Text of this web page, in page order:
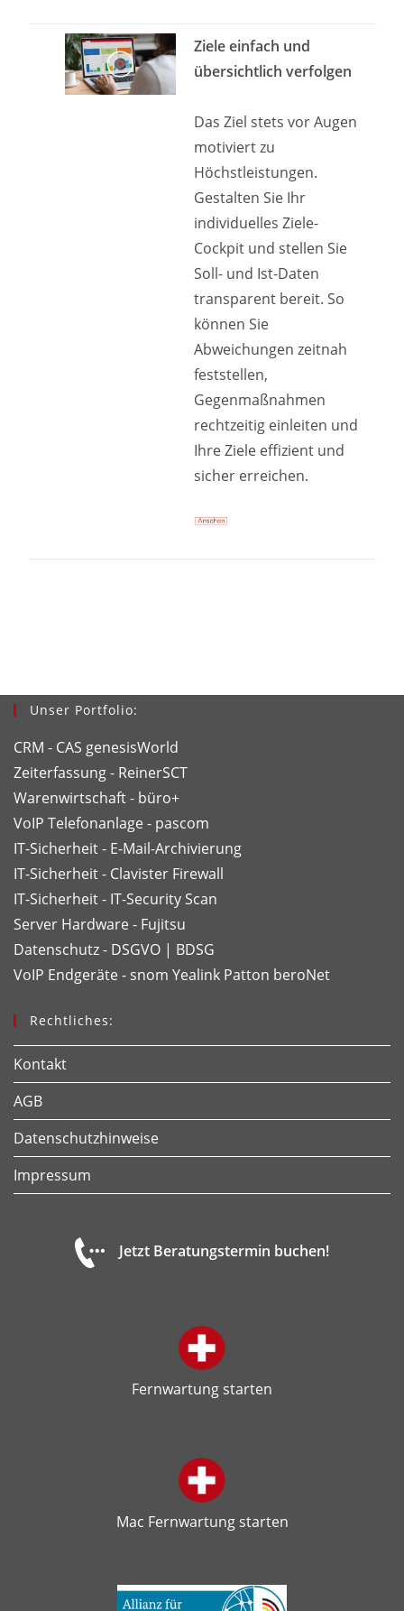
Ziele einfach und
übersichtlich verfolgen
Das Ziel stets vor Augen
motiviert zu
Höchstleistungen.
Gestalten Sie Ihr
individuelles Ziele-
Cockpit und stellen Sie
Soll- und Ist-Daten
transparent bereit. So
können Sie
Abweichungen zeitnah
feststellen,
Gegenmaßnahmen
rechtzeitig einleiten und
Ihre Ziele effizient und
sicher erreichen.
Unser Portfolio:
CRM - CAS genesisWorld
Zeiterfassung - ReinerSCT
Warenwirtschaft - büro+
VoIP Telefonanlage - pascom
IT-Sicherheit - E-Mail-Archivierung
IT-Sicherheit - Clavister Firewall
IT-Sicherheit - IT-Security Scan
Server Hardware - Fujitsu
Datenschutz - DSGVO | BDSG
VoIP Endgeräte - snom Yealink Patton beroNet
Rechtliches:
Kontakt
AGB
Datenschutzhinweise
Impressum
Jetzt Beratungstermin buchen!
Fernwartung starten
Mac Fernwartung starten